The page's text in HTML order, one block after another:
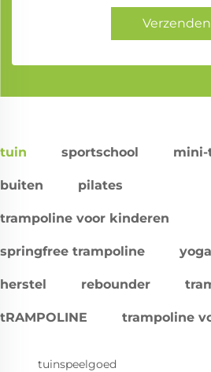
Verzenden
tuin sportschool mini-
buiten pilates
trampoline voor kinderen
springfree trampoline yoga
herstel rebounder
tRAMPOLINE trampoline
tuinspeelgoed